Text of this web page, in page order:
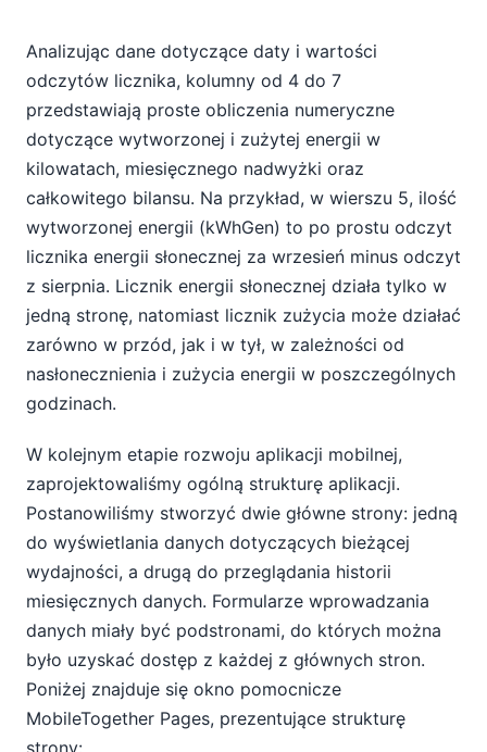
Analizując dane dotyczące daty i wartości
odczytów licznika, kolumny od 4 do 7
przedstawiają proste obliczenia numeryczne
dotyczące wytworzonej i zużytej energii w
kilowatach, miesięcznego nadwyżki oraz
całkowitego bilansu. Na przykład, w wierszu 5, ilość
wytworzonej energii (kWhGen) to po prostu odczyt
licznika energii słonecznej za wrzesień minus odczyt
z sierpnia. Licznik energii słonecznej działa tylko w
jedną stronę, natomiast licznik zużycia może działać
zarówno w przód, jak i w tył, w zależności od
nasłonecznienia i zużycia energii w poszczególnych
godzinach.
W kolejnym etapie rozwoju aplikacji mobilnej,
zaprojektowaliśmy ogólną strukturę aplikacji.
Postanowiliśmy stworzyć dwie główne strony: jedną
do wyświetlania danych dotyczących bieżącej
wydajności, a drugą do przeglądania historii
miesięcznych danych. Formularze wprowadzania
danych miały być podstronami, do których można
było uzyskać dostęp z każdej z głównych stron.
Poniżej znajduje się okno pomocnicze
MobileTogether Pages, prezentujące strukturę
strony: